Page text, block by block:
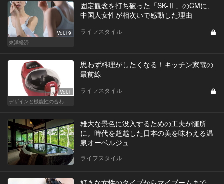
Vol.19
東洋経済
固定観念を打ち破った「SK-Ⅱ」のCMに、
中国人女性が相次いで感動した理由
ライフスタイル
Vol.1
デザインと機能性の合わせ技！ こんなキッチン家電が欲しかった！
思わず料理がしたくなる！キッチン家電の
最前線
ライフスタイル
雄大な景色に没入するための工夫が随所
に。時代を超越した日本の美を味わえる温
泉オーベルジュ
ライフスタイル